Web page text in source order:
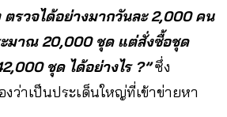
ตรวจได้อย่างมากวันละ 2,000 คน
ะมาณ 20,000 ชุด แต่สั่งซื้อชุด
ชุด ได้อย่างไร ?”ซึ่ง
ว่าเป็นประเด็นใหญ่ที่เข้าข่ายหา